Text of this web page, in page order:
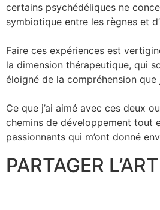
certains psychédéliques ne
symbiotique entre les règnes et
Faire ces expériences est
la dimension thérapeutique, qui
éloigné de la compréhension
Ce que j’ai aimé avec ces deux
chemins de développement tout
passionnants qui m’ont donné
PARTAGER